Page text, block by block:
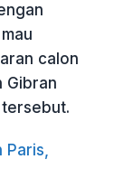
calon
Gibran
tersebut.
Paris,